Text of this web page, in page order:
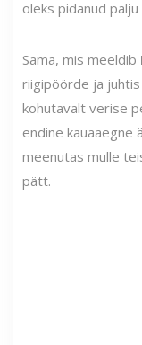
oleks pidanud
Sama, mis meeldib
riigipöörde ja
kohutavalt verise
endine
meenutas mulle
pätt.